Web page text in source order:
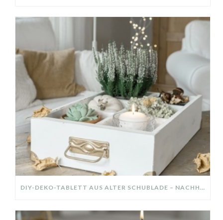
DIY-DEKO-TABLETT AUS ALTER SCHUBLADE – NACHHALTIGE HERBSTDEKO SELBER MACHEN!